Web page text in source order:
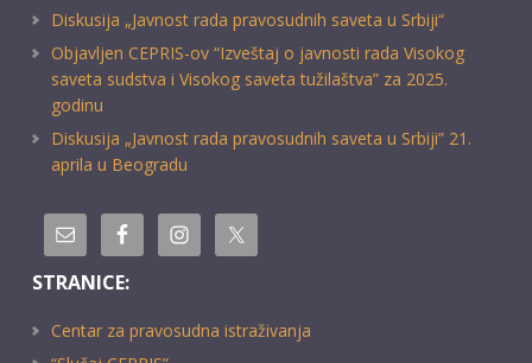
Diskusija „Javnost rada pravosudnih saveta u Srbiji“
Objavljen CEPRIS-ov “Izveštaj o javnosti rada Visokog
saveta sudstva i Visokog saveta tužilaštva” za 2025.
godinu
Diskusija „Javnost rada pravosudnih saveta u Srbiji” 21.
aprila u Beogradu
STRANICE:
Centar za pravosudna istraživanja